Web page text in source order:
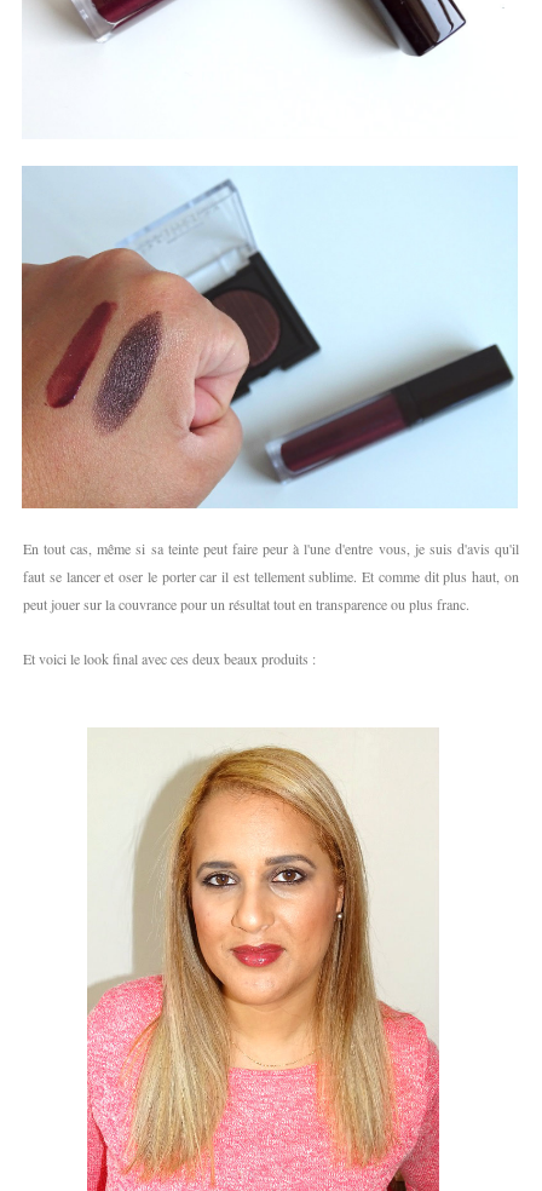
En tout cas, même si sa teinte peut faire peur à l'une d'entre vous, je suis d'avis qu'il
faut se lancer et oser le porter car il est tellement sublime. Et comme dit plus haut, on
peut jouer sur la couvrance pour un résultat tout en transparence ou plus franc.
Et voici le look final avec ces deux beaux produits :